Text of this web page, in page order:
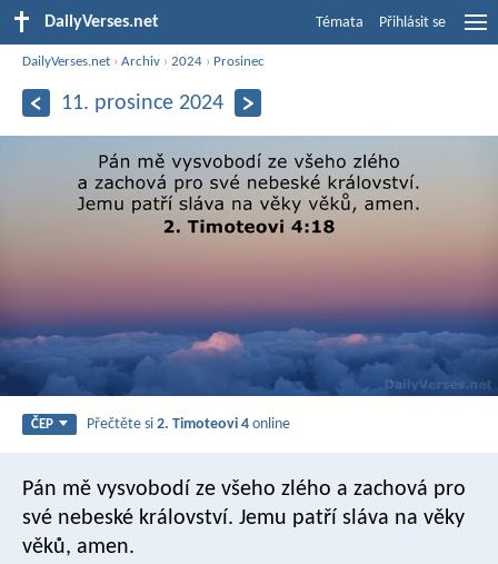
DailyVerses.net Témata Přihlásit se
DailyVerses.net ›Archiv ›2024 › Prosinec
11. prosince 2024
ČEP Přečtěte si2. Timoteovi 4 online
Pán mě vysvobodí ze všeho zlého a zachová pro
své nebeské království. Jemu patří sláva na věky
věků, amen.